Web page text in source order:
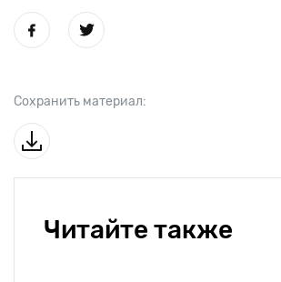
Сохранить материал:
Читайте также